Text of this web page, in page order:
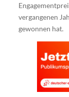
vergangenen
gewonnen hat.